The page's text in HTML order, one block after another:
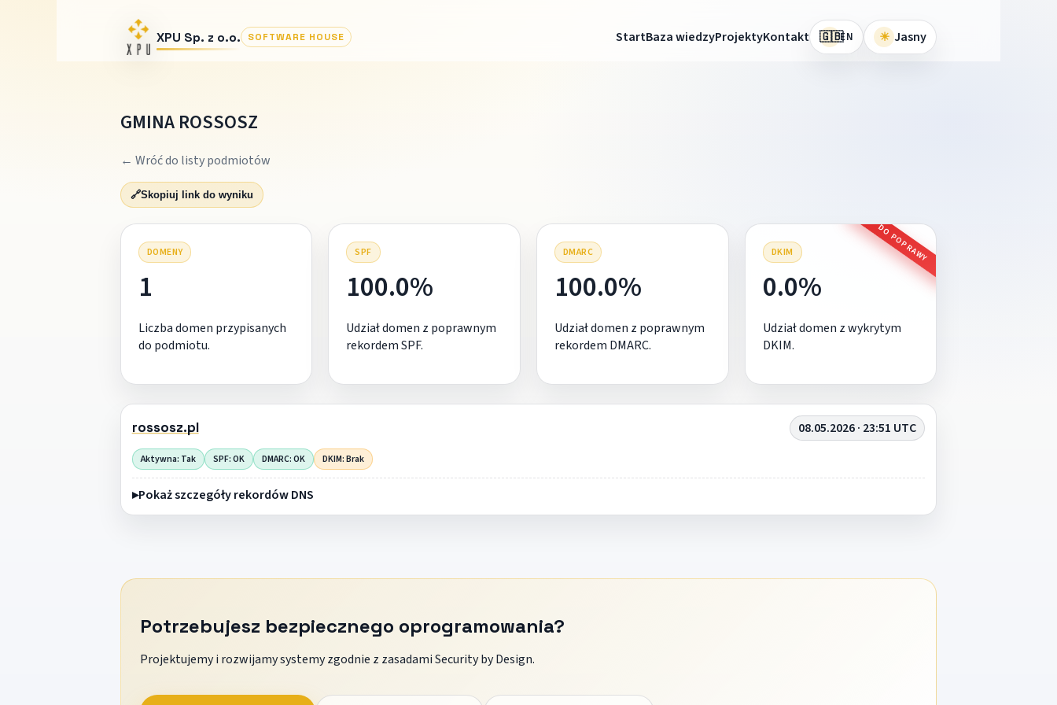
XPU Sp. z o.o. SOFTWARE HOUSE StartBaza wiedzyProjektyKontakt 🇬🇧EN ☀ Jasny
GMINA ROSSOSZ
← Wróć do listy podmiotów
🔗Skopiuj link do wyniku
DOMENY
1
Liczba domen przypisanych
do podmiotu.
SPF
100.0%
Udział domen z poprawnym
rekordem SPF.
DMARC
100.0%
Udział domen z poprawnym
rekordem DMARC.
DKIM DO POPRAWY
0.0%
Udział domen z wykrytym
DKIM.
rossosz.pl 08.05.2026 · 23:51 UTC
Aktywna: Tak SPF: OK DMARC: OK DKIM: Brak
Pokaż szczegóły rekordów DNS
Potrzebujesz bezpiecznego oprogramowania?
Projektujemy i rozwijamy systemy zgodnie z zasadami Security by Design.